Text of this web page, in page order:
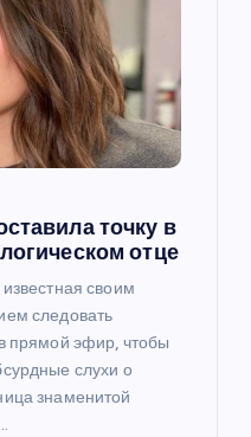
точку в
отце
своим
следовать
прямой эфир, чтобы
слухи о
знаменитой